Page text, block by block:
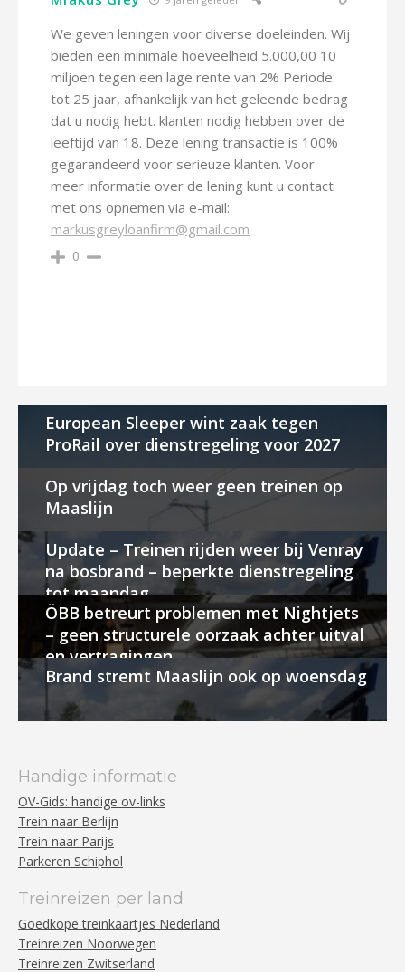
We geven leningen voor diverse doeleinden. Wij
bieden een minimale hoeveelheid 5.000,00 10
miljoen tegen een lage rente van 2% Periode:
tot 25 jaar, afhankelijk van het geleende bedrag
dat u nodig hebt. klanten nodig hebben over de
leeftijd van 18. Deze lening transactie is 100%
gegarandeerd voor serieuze klanten. Voor
meer informatie over de lening kunt u contact
met ons opnemen via e-mail:
markusgreyloanfirm@gmail.com
0
European Sleeper wint zaak tegen
ProRail over dienstregeling voor 2027
Op vrijdag toch weer geen treinen op
Maaslijn
Update – Treinen rijden weer bij Venray
na bosbrand – beperkte dienstregeling
tot maandag
ÖBB betreurt problemen met Nightjets
– geen structurele oorzaak achter uitval
en vertragingen
Brand stremt Maaslijn ook op woensdag
Handige informatie
OV-Gids: handige ov-links
Trein naar Berlijn
Trein naar Parijs
Parkeren Schiphol
Treinreizen per land
Goedkope treinkaartjes Nederland
Treinreizen Noorwegen
Treinreizen Zwitserland